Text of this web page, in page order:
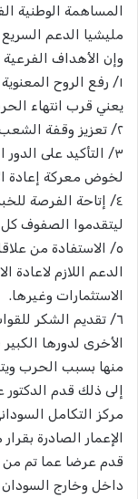
المساهمة الوطنية
مليشيا الدعم السريع
وإن الأهداف
١/ رفع الروح
يعني قرب انتهاء
٢/ تعزيز وقفة الشعب السوداني مع قواته المسلحة السودانية.
٣/ التأكيد على
لخوض معركة إعادة
٤/ إتاحة الفرصة
ليتقدموا الصفوف
٥/ الاستفادة من
الدعم اللازم لاعادة
الاستثمارات وغيرها.
٦/ تقديم الشكر
الأخرى لدورها
منها بسبب الحرب
إلى ذلك قدم
مركز التكامل
الإعمار الصادرة
قدم عرضا عما تم من
داخل وخارج السودان